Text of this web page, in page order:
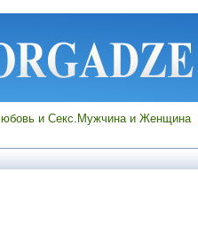
и Секс.Мужчина и Женщина